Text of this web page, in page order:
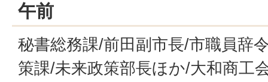
午前
秘書総務課/前田副市長/市職員辞
策課/未来政策部長ほか/大和商工